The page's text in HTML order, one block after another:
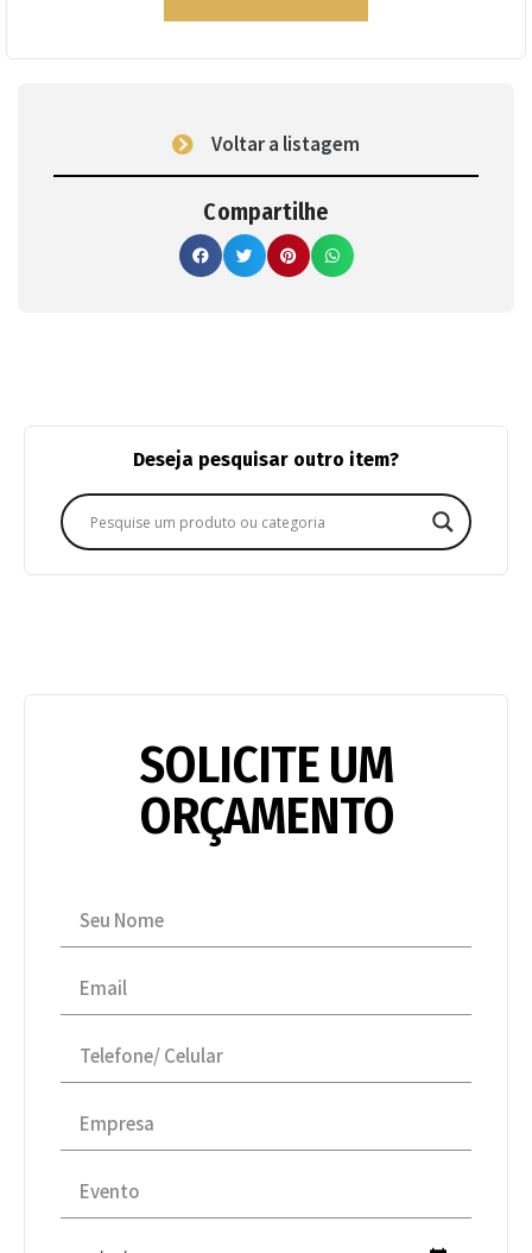
Voltar a listagem
Compartilhe
Deseja pesquisar outro item?
SOLICITE UM
ORÇAMENTO